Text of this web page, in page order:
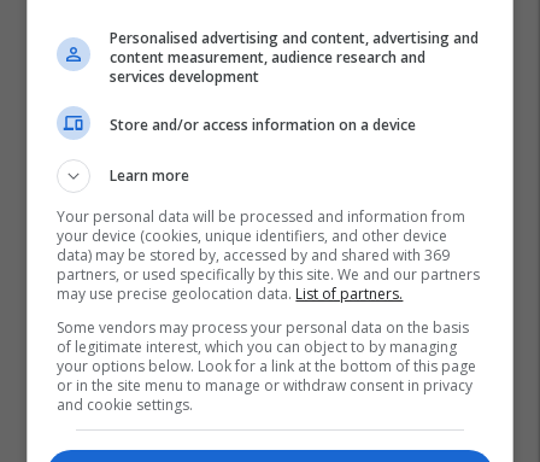
Personalised advertising and content, advertising and
content measurement, audience research and
services development
Store and/or access information on a device
Learn more
Your personal data will be processed and information from
your device (cookies, unique identifiers, and other device
data) may be stored by, accessed by and shared with 369
partners, or used specifically by this site. We and our partners
may use precise geolocation data. List of partners.
Some vendors may process your personal data on the basis
of legitimate interest, which you can object to by managing
your options below. Look for a link at the bottom of this page
or in the site menu to manage or withdraw consent in privacy
and cookie settings.